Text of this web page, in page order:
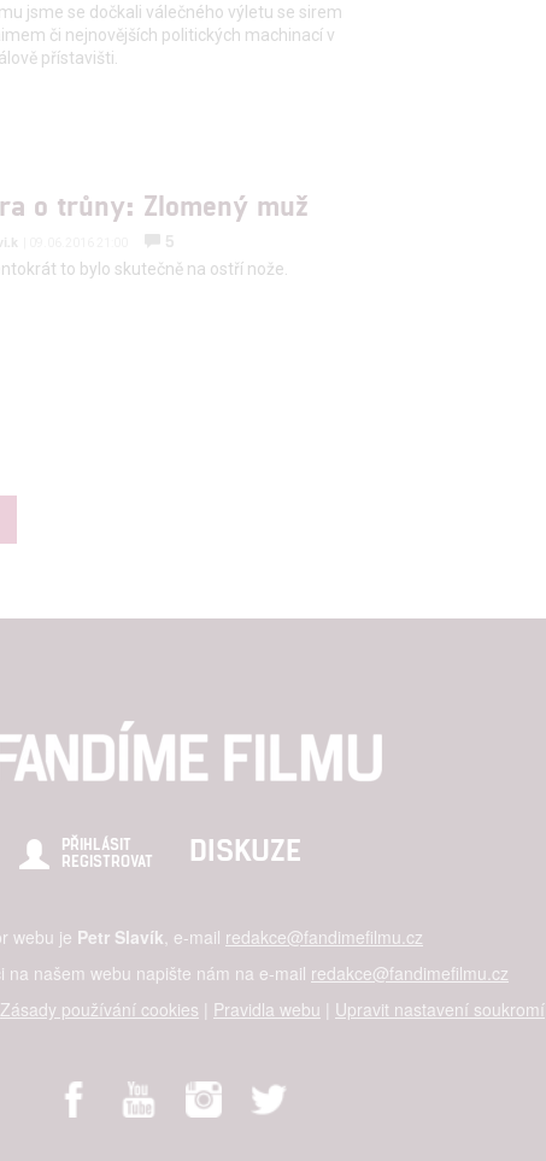
jsme se dočkali válečného výletu se sirem
či nejnovějších politických machinací v
přístavišti.
o trůny: Zlomený muž
5
to bylo skutečně na ostří nože.
PŘIHLÁSIT
REGISTROVAT
DISKUZE
webu je Petr Slavík, e-mail redakce@fandimefilmu.cz
na našem webu napište nám na e-mail redakce@fandimefilmu.cz
Zásady používání cookies | Pravidla webu | Upravit nastavení soukromí